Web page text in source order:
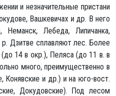
и незначительные пристани
Вашкевичах и др. В него
Неманск, Лебеда, Липичанка,
Дзитве сплавляют лес. Более
14 в окр.), Пеляса (до 11 в. в
много, преимущественно в
Конявские и др.) и на юго-вост.
Докудовские). Под лесом